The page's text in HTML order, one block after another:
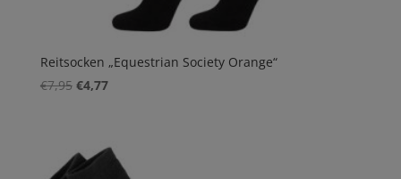
Reitsocken „Equestrian Society Orange“
€7,95 Ursprünglicher
€7,95
€4,77Aktueller
€4,77.